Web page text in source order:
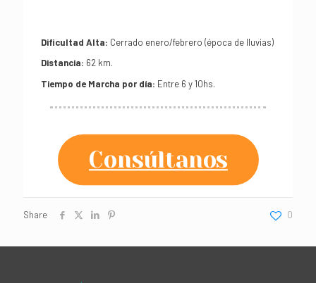
Dificultad Alta: Cerrado enero/febrero (época de lluvias)
Distancia: 62 km.
Tiempo de Marcha por día: Entre 6 y 10hs.
Consúltanos
Share 0